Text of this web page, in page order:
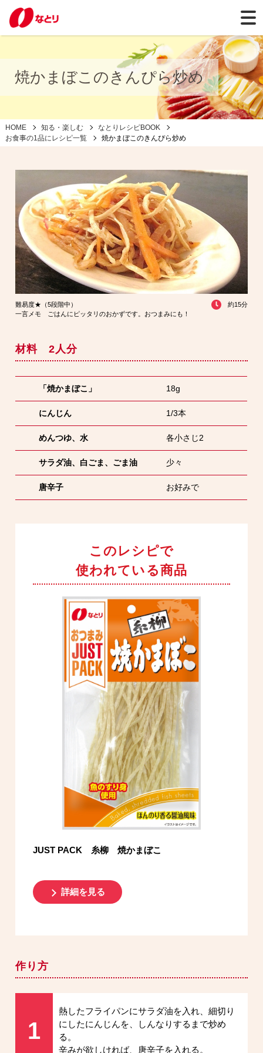
焼かまぼこのきんぴら炒め
HOME 知る・楽しむ
なとりレシピBOOK
お食事の1品にレシピ一覧
焼かまぼこのきんぴら炒め
難易度★（5段階中）
一言メモ ごはんにピッタリのおかずです。おつまみにも！
約15分
材料 2人分
「焼かまぼこ」 18g
にんじん 1/3本
めんつゆ、水 各小さじ2
サラダ油、白ごま、ごま油 少々
唐辛子 お好みで
このレシピで
使われている商品
JUST PACK 糸柳 焼かまぼこ
詳細を見る
作り方
1
熱したフライパンにサラダ油を入れ、細切り
にしたにんじんを、しんなりするまで炒め
る。
辛みが欲しければ、唐辛子を入れる。